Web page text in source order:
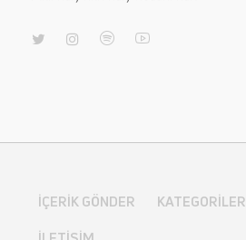
İÇERIK GÖNDER KATEGORILER